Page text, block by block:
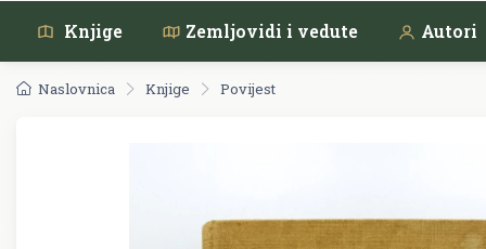
Knjige Zemljovidi i vedute Autori
Naslovnica Knjige Povijest